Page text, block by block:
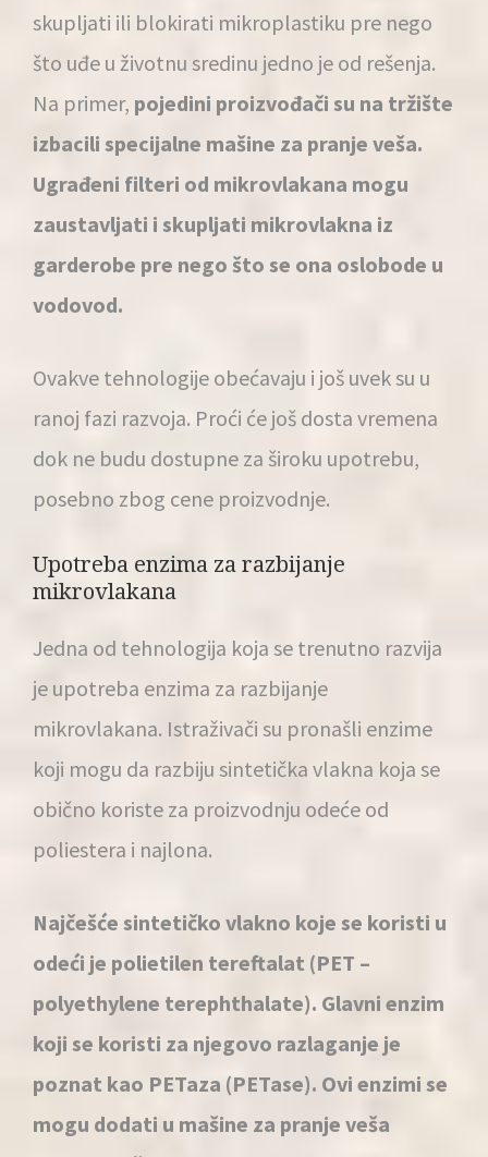
skupljati ili blokirati mikroplastiku pre nego
što uđe u životnu sredinu jedno je od rešenja.
Na primer, pojedini proizvođači su na tržište
izbacili specijalne mašine za pranje veša.
Ugrađeni filteri od mikrovlakana mogu
zaustavljati i skupljati mikrovlakna iz
garderobe pre nego što se ona oslobode u
vodovod.
Ovakve tehnologije obećavaju i još uvek su u
ranoj fazi razvoja. Proći će još dosta vremena
dok ne budu dostupne za široku upotrebu,
posebno zbog cene proizvodnje.
Upotreba enzima za razbijanje
mikrovlakana
Jedna od tehnologija koja se trenutno razvija
je upotreba enzima za razbijanje
mikrovlakana. Istraživači su pronašli enzime
koji mogu da razbiju sintetička vlakna koja se
obično koriste za proizvodnju odeće od
poliestera i najlona.
Najčešće sintetičko vlakno koje se koristi u
odeći je polietilen tereftalat (PET –
polyethylene terephthalate). Glavni enzim
koji se koristi za njegovo razlaganje je
poznat kao PETaza (PETase). Ovi enzimi se
mogu dodati u mašine za pranje veša